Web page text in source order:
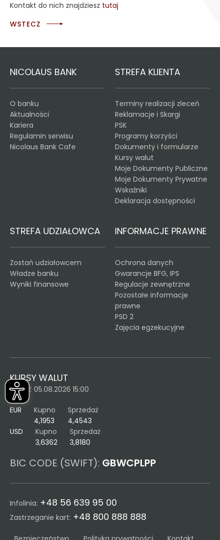
Kontakt do nich znajdziesz tutaj
WSTECZ
NICOLAUS BANK
O banku
Aktualności
Kariera
Regulamin serwisu
Nicolaus Bank Cafe
STREFA KLIENTA
Terminy realizacji zleceń
Reklamacje i Skargi
PSK
Programy korzyści
Dokumenty i formularze
Kursy walut
Moje Dokumenty Publiczne
Moje Dokumenty Prywatne
Wskaźniki
Deklaracja dostępności
STREFA UDZIAŁOWCA
Zostań udziałowcem
Władze banku
Wyniki finansowe
INFORMACJE PRAWNE
Ochrona danych
Gwarancje BFG, IPS
Regulacje zewnętrzne
Pozostałe informacje
prawne
PSD 2
Zajęcia egzekucyjne
KURSY WALUT
KURS Z 05.08.2026 15:00
EUR
Kupno
4,1953
Sprzedaż
4,4543
USD
Kupno
3,6362
Sprzedaż
3,8180
BIC CODE (SWIFT): GBWCPLPP
Infolinia: +48 56 639 95 00
Zastrzeganie kart: +48 800 888 888